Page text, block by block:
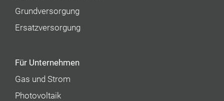
Grundversorgung
Ersatzversorgung
Für Unternehmen
Gas und Strom
Photovoltaik